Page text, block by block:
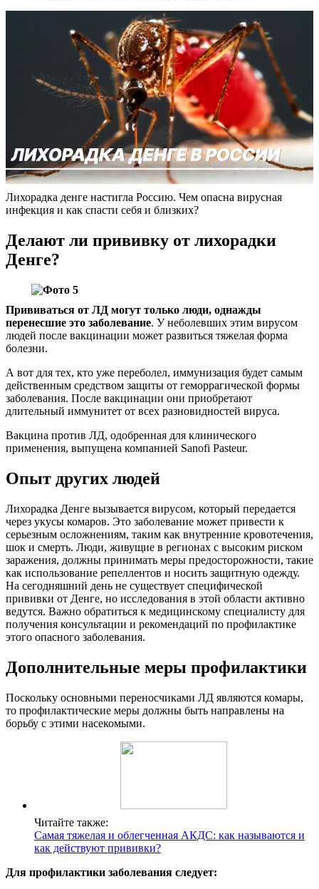
Лихорадка денге настигла Россию. Чем опасна вирусная
инфекция и как спасти себя и близких?
Делают ли прививку от лихорадки
Денге?
Прививаться от ЛД могут только люди, однажды
перенесшие это заболевание. У неболевших этим вирусом
людей после вакцинации может развиться тяжелая форма
болезни.
А вот для тех, кто уже переболел, иммунизация будет самым
действенным средством защиты от геморрагической формы
заболевания. После вакцинации они приобретают
длительный иммунитет от всех разновидностей вируса.
Вакцина против ЛД, одобренная для клинического
применения, выпущена компанией Sanofi Pasteur.
Опыт других людей
Лихорадка Денге вызывается вирусом, который передается
через укусы комаров. Это заболевание может привести к
серьезным осложнениям, таким как внутренние кровотечения,
шок и смерть. Люди, живущие в регионах с высоким риском
заражения, должны принимать меры предосторожности, такие
как использование репеллентов и носить защитную одежду.
На сегодняшний день не существует специфической
прививки от Денге, но исследования в этой области активно
ведутся. Важно обратиться к медицинскому специалисту для
получения консультации и рекомендаций по профилактике
этого опасного заболевания.
Дополнительные меры профилактики
Поскольку основными переносчиками ЛД являются комары,
то профилактические меры должны быть направлены на
борьбу с этими насекомыми.
Читайте также:
Самая тяжелая и облегченная АКДС: как называются и
как действуют прививки?
Для профилактики заболевания следует: